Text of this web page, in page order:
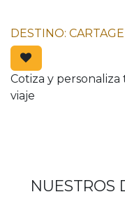
DESTINO:
Cotiza y personaliza
viaje
NUESTROS